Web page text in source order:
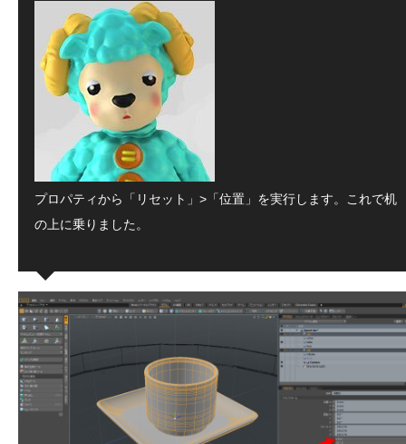
プロパティから「リセット」>「位置」を実行します。これで机
の上に乗りました。